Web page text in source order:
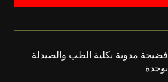
فضيحة مدوية بكلية الطب والصيدلة
بوجدة